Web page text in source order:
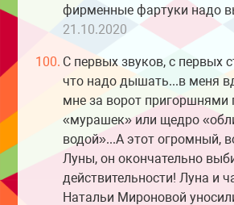
фирменные фартуки надо
21.10.2020
100. С первых звуков, с первых
что надо дышать...в меня
мне за ворот пригоршнями
«мурашек» или щедро
водой»...А этот огромный,
Луны, он окончательно
действительности! Луна и
Натальи Мироновой